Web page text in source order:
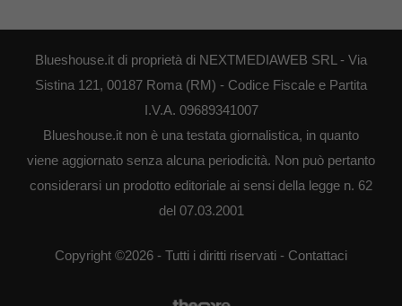
Blueshouse.it di proprietà di NEXTMEDIAWEB SRL - Via
Sistina 121, 00187 Roma (RM) - Codice Fiscale e Partita
I.V.A. 09689341007
Blueshouse.it non è una testata giornalistica, in quanto
viene aggiornato senza alcuna periodicità. Non può pertanto
considerarsi un prodotto editoriale ai sensi della legge n. 62
del 07.03.2001
Copyright ©2026 - Tutti i diritti riservati - Contattaci